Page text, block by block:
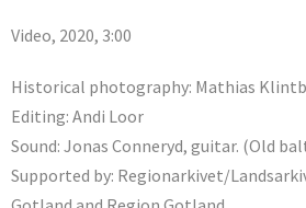
Video, 2020, 3:00
Historical photography: Mathias
Editing: Andi Loor
Sound: Jonas Conneryd, guitar. (Old
Supported by: Regionarkivet/